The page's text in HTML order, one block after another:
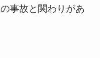
事故と関わりがあ